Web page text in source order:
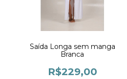
Saída Longa sem manga
Branca
R$229,00